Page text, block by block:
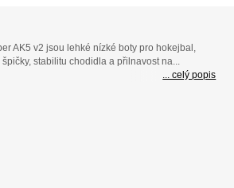
AK5 v2 jsou lehké nízké boty pro hokejbal,
stabilitu chodidla a přilnavost na...
... celý popis